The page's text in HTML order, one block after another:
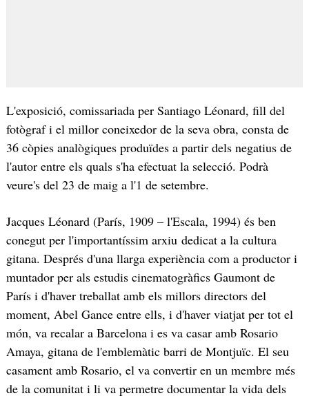
L'exposició, comissariada per Santiago Léonard, fill del
fotògraf i el millor coneixedor de la seva obra, consta de
36 còpies analògiques produïdes a partir dels negatius de
l'autor entre els quals s'ha efectuat la selecció. Podrà
veure's del 23 de maig a l'1 de setembre.
Jacques Léonard (París, 1909 – l'Escala, 1994) és ben
conegut per l'importantíssim arxiu dedicat a la cultura
gitana. Després d'una llarga experiència com a productor i
muntador per als estudis cinematogràfics Gaumont de
París i d'haver treballat amb els millors directors del
moment, Abel Gance entre ells, i d'haver viatjat per tot el
món, va recalar a Barcelona i es va casar amb Rosario
Amaya, gitana de l'emblemàtic barri de Montjuïc. El seu
casament amb Rosario, el va convertir en un membre més
de la comunitat i li va permetre documentar la vida dels